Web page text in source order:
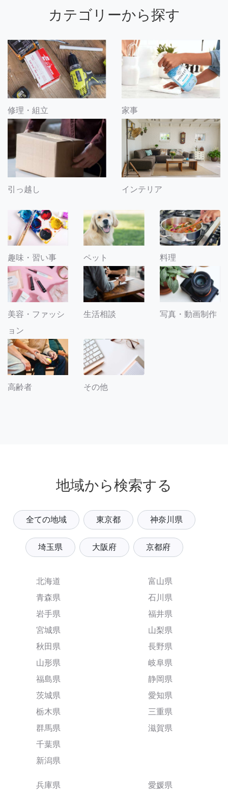
カテゴリーから探す
修理・組立 家事
引っ越し インテリア
趣味・習い事 ペット 料理
美容・ファッシ
ョン
生活相談 写真・動画制作
高齢者 その他
地域から検索する
全ての地域 東京都 神奈川県
埼玉県 大阪府 京都府
北海道
青森県
岩手県
宮城県
秋田県
山形県
福島県
茨城県
栃木県
群馬県
千葉県
新潟県
富山県
石川県
福井県
山梨県
長野県
岐阜県
静岡県
愛知県
三重県
滋賀県
兵庫県
愛媛県